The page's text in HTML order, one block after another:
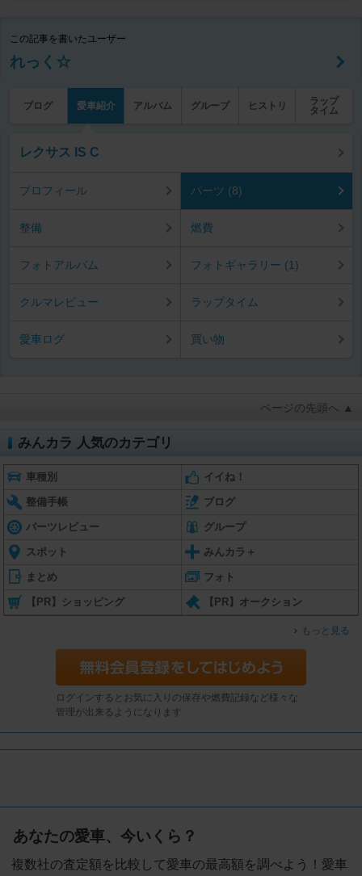
この記事を書いたユーザー
れっく☆
ブログ 愛車紹介 アルバム グループ ヒストリ
ラップ
タイム
レクサス IS C
プロフィール パーツ (8)
整備 燃費
フォトアルバム フォトギャラリー (1)
クルマレビュー ラップタイム
愛車ログ 買い物
ページの先頭へ ▲
みんカラ 人気のカテゴリ
車種別 イイね！
整備手帳 ブログ
パーツレビュー グループ
スポット みんカラ＋
まとめ フォト
【PR】ショッピング 【PR】オークション
もっと見る
ログインするとお気に入りの保存や燃費記録など様々な
管理が出来るようになります
あなたの愛車、今いくら？
複数社の査定額を比較して愛車の最高額を調べよう！愛車